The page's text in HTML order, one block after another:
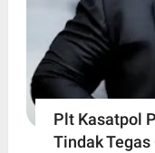
Plt Kasatpol
Tindak